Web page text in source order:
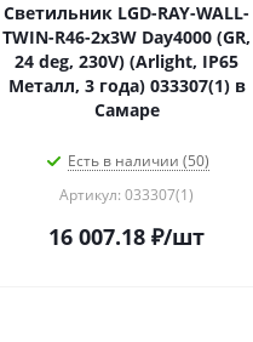
Светильник LGD-RAY-WALL-
TWIN-R46-2x3W Day4000 (GR,
24 deg, 230V) (Arlight, IP65
Металл, 3 года) 033307(1) в
Самаре
Есть в наличии (50)
Артикул: 033307(1)
16 007.18 ₽/шт